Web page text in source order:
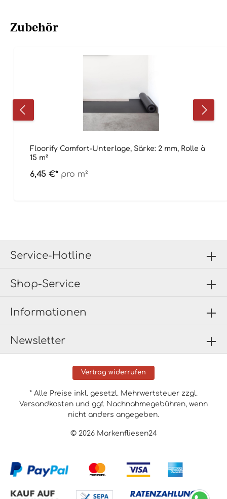
Zubehör
Floorify Comfort-Unterlage, Särke: 2 mm, Rolle à
15 m²
6,45 €* pro m²
Newsletter
Service-Hotline
Shop-Service
Informationen
Vertrag widerrufen
© 2026 Markenfliesen24
* Alle Preise inkl. gesetzl. Mehrwertsteuer zzgl.
Versandkosten und ggf. Nachnahmegebühren, wenn
nicht anders angegeben.